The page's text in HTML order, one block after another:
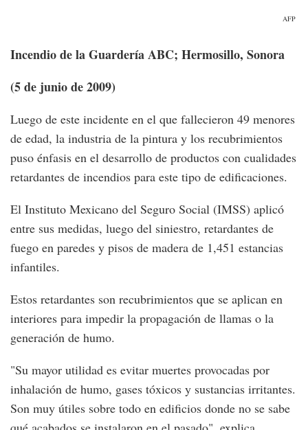
AFP
Incendio de la Guardería ABC; Hermosillo, Sonora
(5 de junio de 2009)
Luego de este incidente en el que fallecieron 49 menores
de edad, la industria de la pintura y los recubrimientos
puso énfasis en el desarrollo de productos con cualidades
retardantes de incendios para este tipo de edificaciones.
El Instituto Mexicano del Seguro Social (IMSS) aplicó
entre sus medidas, luego del siniestro, retardantes de
fuego en paredes y pisos de madera de 1,451 estancias
infantiles.
Estos retardantes son recubrimientos que se aplican en
interiores para impedir la propagación de llamas o la
generación de humo.
"Su mayor utilidad es evitar muertes provocadas por
inhalación de humo, gases tóxicos y sustancias irritantes.
Son muy útiles sobre todo en edificios donde no se sabe